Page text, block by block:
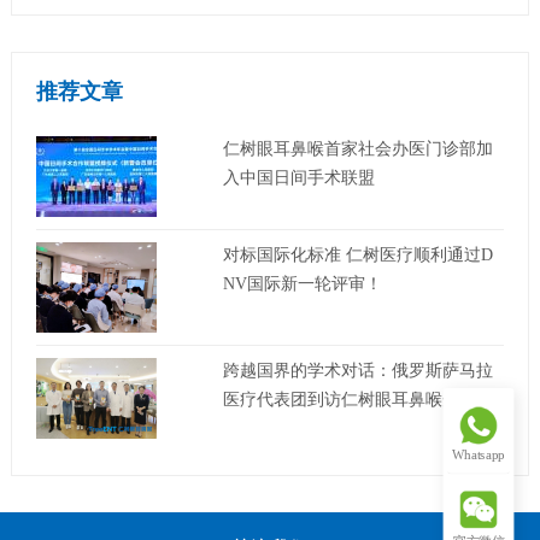
推荐文章
仁树眼耳鼻喉首家社会办医门诊部加
入中国日间手术联盟
对标国际化标准 仁树医疗顺利通过D
NV国际新一轮评审！
跨越国界的学术对话：俄罗斯萨马拉
医疗代表团到访仁树眼耳鼻喉开展合
Whatsapp